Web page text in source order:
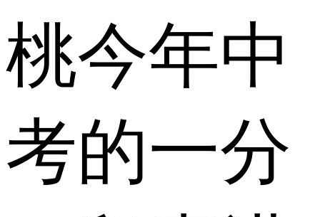
桃今年中
考的一分